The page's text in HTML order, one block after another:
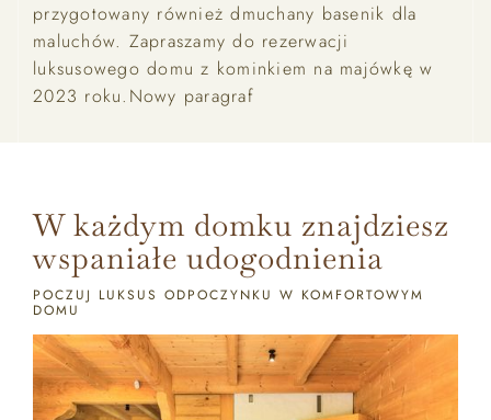
przygotowany również dmuchany basenik dla
maluchów. Zapraszamy do rezerwacji
luksusowego domu z kominkiem na majówkę w
2023 roku.Nowy paragraf
W każdym domku znajdziesz
wspaniałe udogodnienia
POCZUJ LUKSUS ODPOCZYNKU W KOMFORTOWYM
DOMU